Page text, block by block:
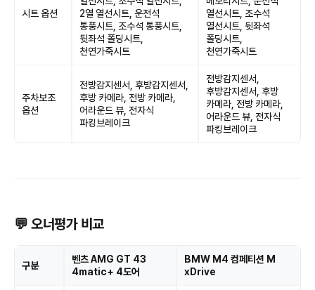
시트 옵션
2열 열선시트, 운전석
통풍시트, 조수석 통풍시트,
뒷좌석 폴딩시트,
천연가죽시트
열선시트, 조수석
열선시트, 뒷좌석
폴딩시트,
천연가죽시트
주차보조
옵션
전방감지센서, 후방감지센서,
후방 카메라, 전방 카메라,
어라운드 뷰, 전자식
파킹브레이크
전방감지센서,
후방감지센서, 후방
카메라, 전방 카메라,
어라운드 뷰, 전자식
파킹브레이크
💬 오너평가 비교
구분
벤츠 AMG GT 43
4matic+ 4도어
BMW M4 컴페티션 M
xDrive